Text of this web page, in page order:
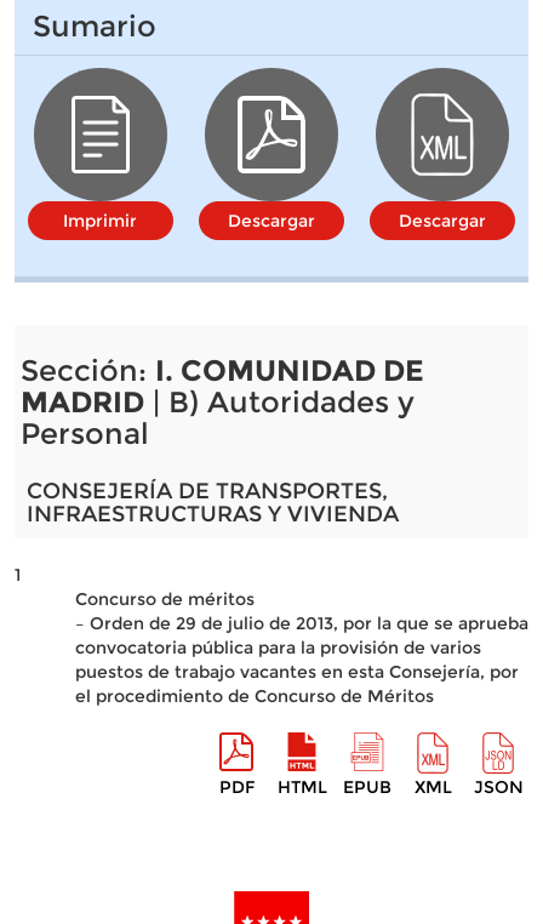
Sumario
Imprimir Descargar Descargar
Sección: I. COMUNIDAD DE
MADRID| B) Autoridades y
Personal
CONSEJERÍA DE TRANSPORTES,
INFRAESTRUCTURAS Y VIVIENDA
1
Concurso de méritos
– Orden de 29 de julio de 2013, por la que se aprueba
convocatoria pública para la provisión de varios
puestos de trabajo vacantes en esta Consejería, por
el procedimiento de Concurso de Méritos
PDF HTML EPUB XML JSON